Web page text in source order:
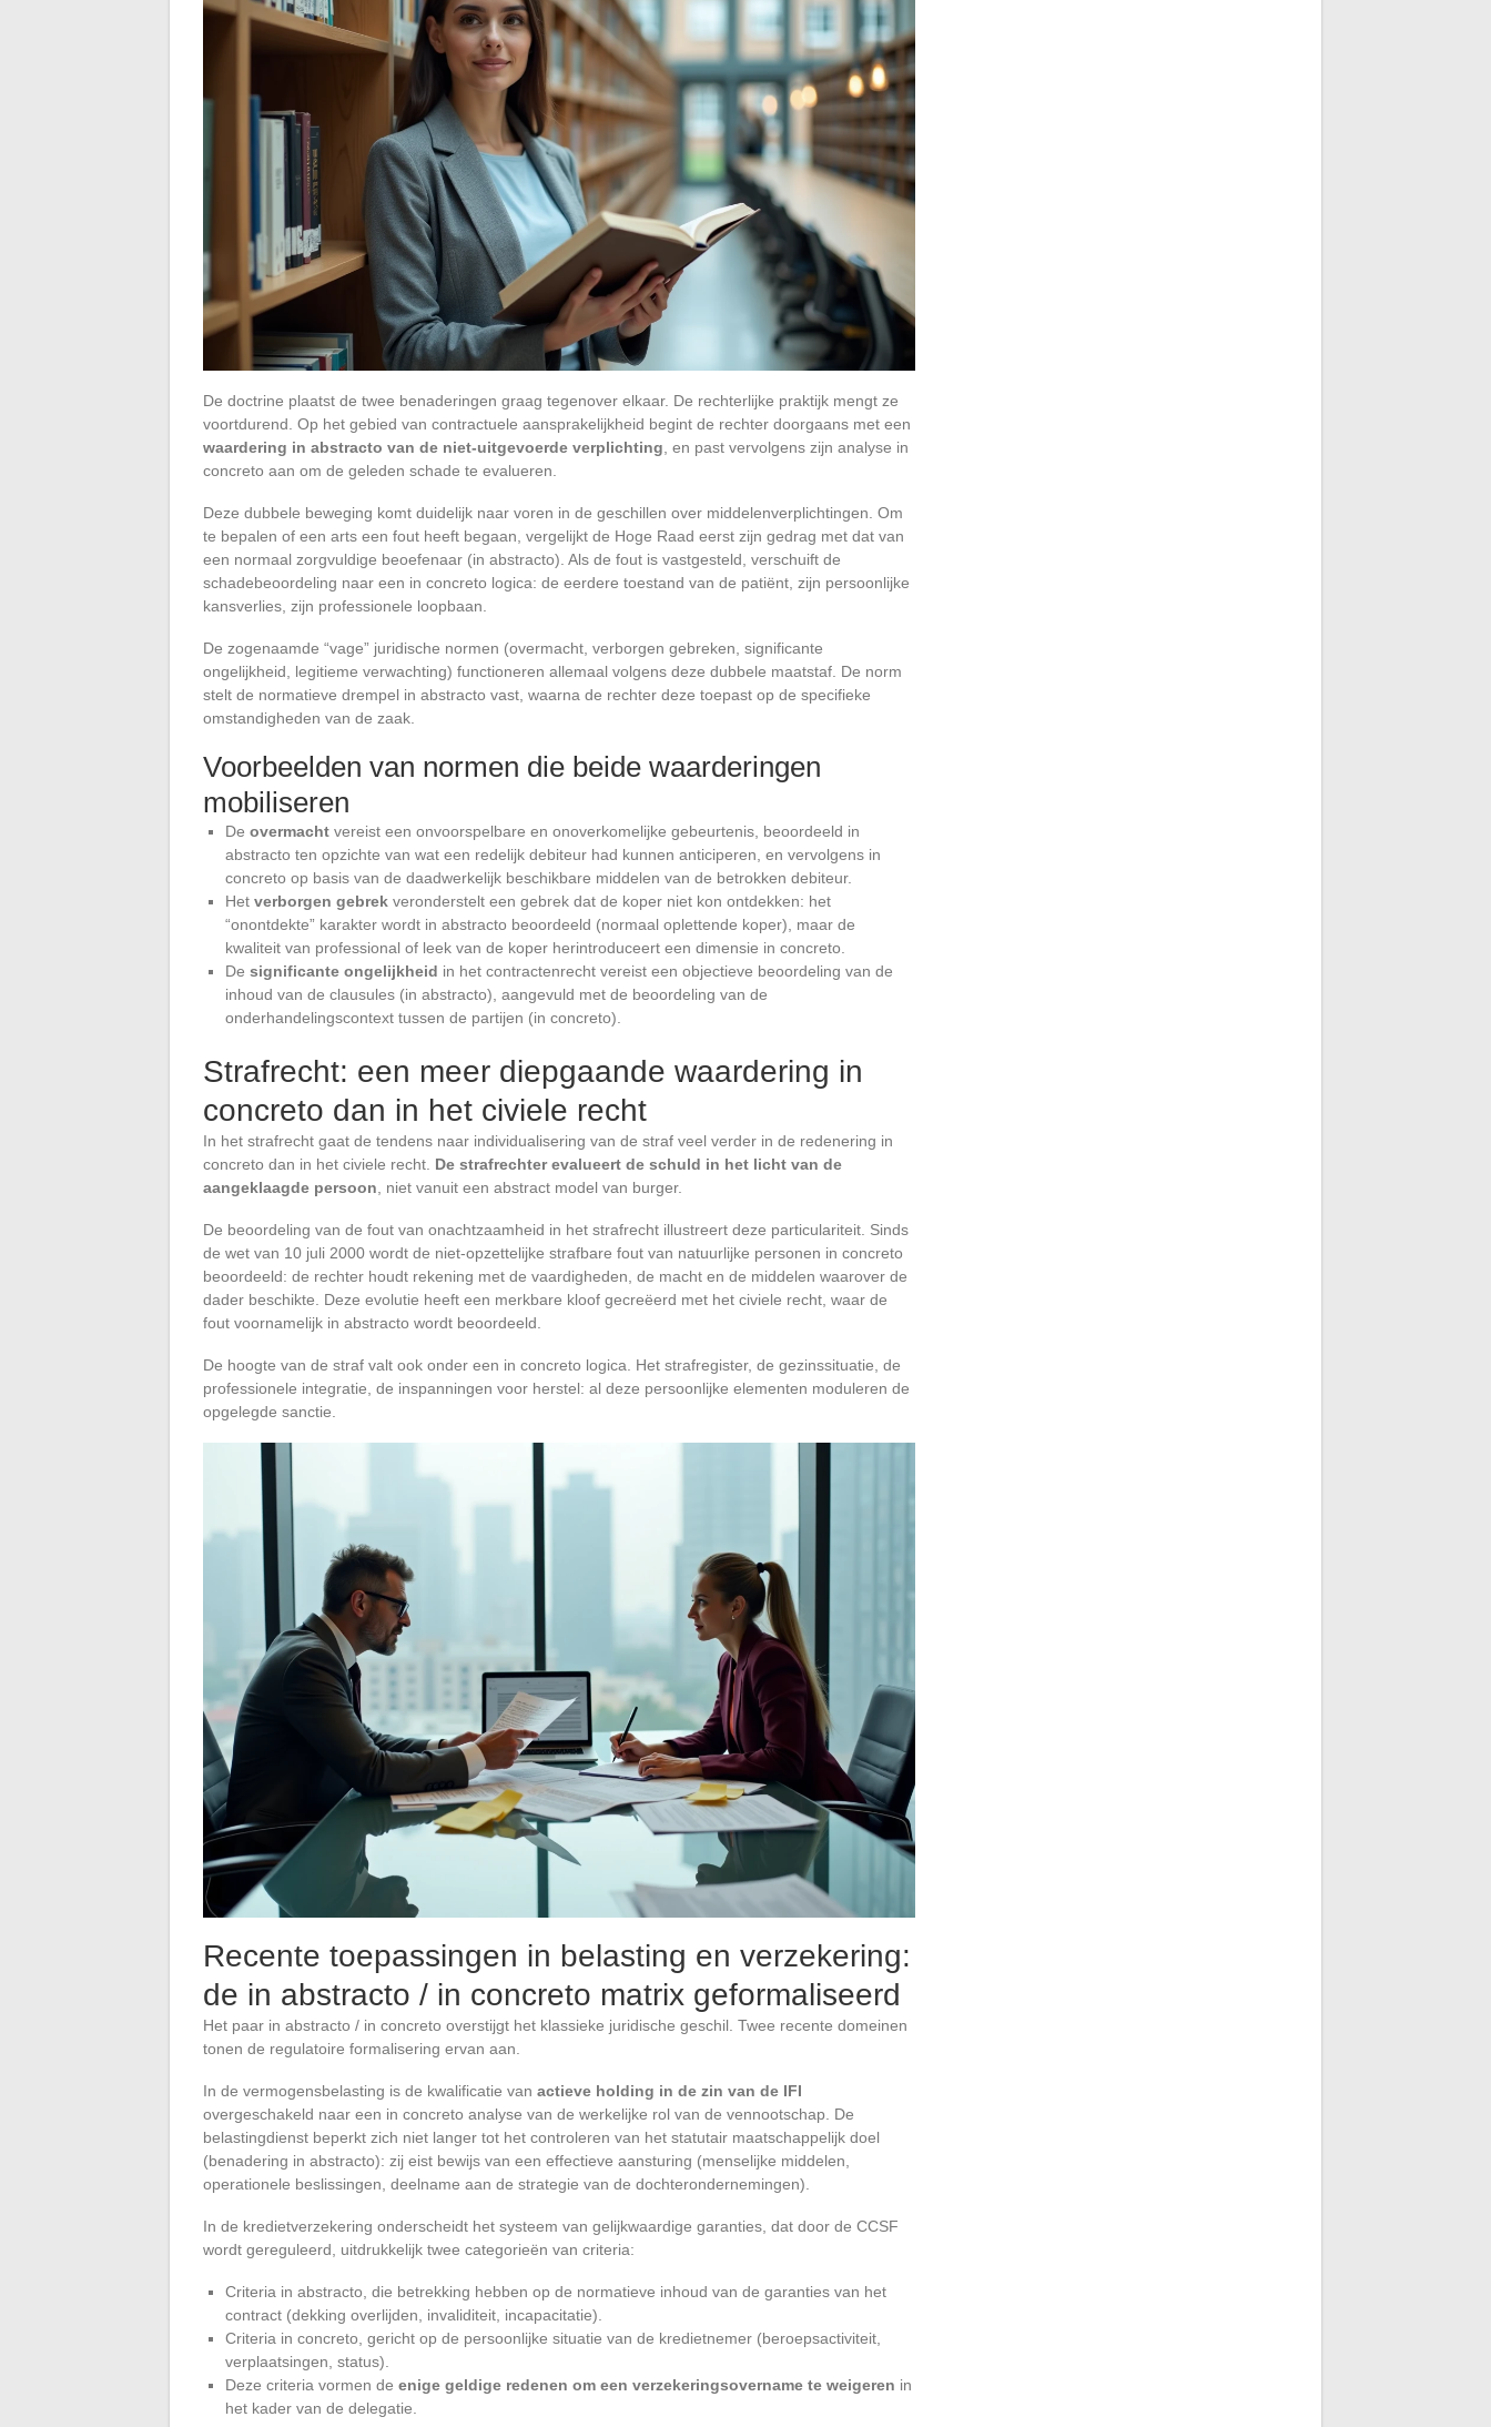
De doctrine plaatst de twee benaderingen graag tegenover elkaar. De rechterlijke praktijk mengt ze
voortdurend. Op het gebied van contractuele aansprakelijkheid begint de rechter doorgaans met een
waardering in abstracto van de niet-uitgevoerde verplichting , en past vervolgens zijn analyse in
concreto aan om de geleden schade te evalueren.
Deze dubbele beweging komt duidelijk naar voren in de geschillen over middelenverplichtingen. Om
te bepalen of een arts een fout heeft begaan, vergelijkt de Hoge Raad eerst zijn gedrag met dat van
een normaal zorgvuldige beoefenaar (in abstracto). Als de fout is vastgesteld, verschuift de
schadebeoordeling naar een in concreto logica: de eerdere toestand van de patiënt, zijn persoonlijke
kansverlies, zijn professionele loopbaan.
De zogenaamde “vage” juridische normen (overmacht, verborgen gebreken, significante
ongelijkheid, legitieme verwachting) functioneren allemaal volgens deze dubbele maatstaf. De norm
stelt de normatieve drempel in abstracto vast, waarna de rechter deze toepast op de specifieke
omstandigheden van de zaak.
Voorbeelden van normen die beide waarderingen
mobiliseren
De overmacht vereist een onvoorspelbare en onoverkomelijke gebeurtenis, beoordeeld in
abstracto ten opzichte van wat een redelijk debiteur had kunnen anticiperen, en vervolgens in
concreto op basis van de daadwerkelijk beschikbare middelen van de betrokken debiteur.
Het verborgen gebrek veronderstelt een gebrek dat de koper niet kon ontdekken: het
“onontdekte” karakter wordt in abstracto beoordeeld (normaal oplettende koper), maar de
kwaliteit van professional of leek van de koper herintroduceert een dimensie in concreto.
De significante ongelijkheid in het contractenrecht vereist een objectieve beoordeling van de
inhoud van de clausules (in abstracto), aangevuld met de beoordeling van de
onderhandelingscontext tussen de partijen (in concreto).
Strafrecht: een meer diepgaande waardering in
concreto dan in het civiele recht
In het strafrecht gaat de tendens naar individualisering van de straf veel verder in de redenering in
concreto dan in het civiele recht. De strafrechter evalueert de schuld in het licht van de
aangeklaagde persoon , niet vanuit een abstract model van burger.
De beoordeling van de fout van onachtzaamheid in het strafrecht illustreert deze particulariteit. Sinds
de wet van 10 juli 2000 wordt de niet-opzettelijke strafbare fout van natuurlijke personen in concreto
beoordeeld: de rechter houdt rekening met de vaardigheden, de macht en de middelen waarover de
dader beschikte. Deze evolutie heeft een merkbare kloof gecreëerd met het civiele recht, waar de
fout voornamelijk in abstracto wordt beoordeeld.
De hoogte van de straf valt ook onder een in concreto logica. Het strafregister, de gezinssituatie, de
professionele integratie, de inspanningen voor herstel: al deze persoonlijke elementen moduleren de
opgelegde sanctie.
Recente toepassingen in belasting en verzekering:
de in abstracto / in concreto matrix geformaliseerd
Het paar in abstracto / in concreto overstijgt het klassieke juridische geschil. Twee recente domeinen
tonen de regulatoire formalisering ervan aan.
In de vermogensbelasting is de kwalificatie van actieve holding in de zin van de IFI
overgeschakeld naar een in concreto analyse van de werkelijke rol van de vennootschap. De
belastingdienst beperkt zich niet langer tot het controleren van het statutair maatschappelijk doel
(benadering in abstracto): zij eist bewijs van een effectieve aansturing (menselijke middelen,
operationele beslissingen, deelname aan de strategie van de dochterondernemingen).
In de kredietverzekering onderscheidt het systeem van gelijkwaardige garanties, dat door de CCSF
wordt gereguleerd, uitdrukkelijk twee categorieën van criteria:
Criteria in abstracto, die betrekking hebben op de normatieve inhoud van de garanties van het
contract (dekking overlijden, invaliditeit, incapacitatie).
Criteria in concreto, gericht op de persoonlijke situatie van de kredietnemer (beroepsactiviteit,
verplaatsingen, status).
Deze criteria vormen de enige geldige redenen om een verzekeringsovername te weigeren in
het kader van de delegatie.